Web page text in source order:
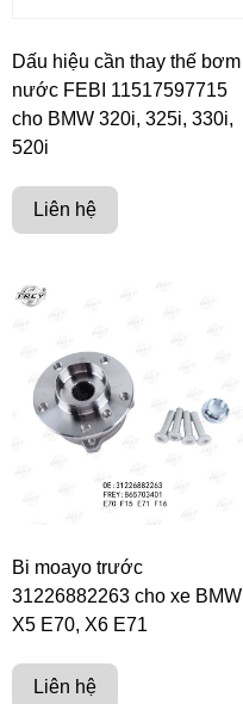
Dấu hiệu cần thay thế bơm
nước FEBI 11517597715
cho BMW 320i, 325i, 330i,
520i
Liên hệ
Bi moayo trước
31226882263 cho xe BMW
X5 E70, X6 E71
Liên hệ